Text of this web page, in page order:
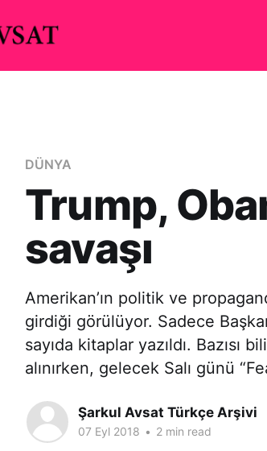
DÜNYA
Trump,
savaşı
Amerikan’ın politik ve
girdiği görülüyor. Sadece
sayıda kitaplar yazıldı. Bazısı
alınırken, gelecek Salı günü
Şarkul Avsat Türkçe Arşivi
07 Eyl 2018 • 2 min read